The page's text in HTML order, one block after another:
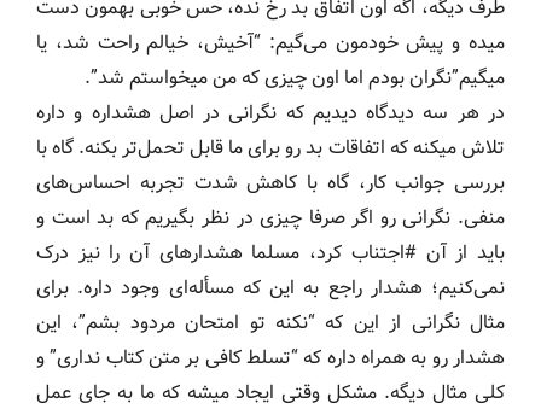
طرف دیگه، اگه اون اتفاق بد رخ نده، حس خوبی بهمون دست
میده و پیش خودمون می‌گیم: “آخيش، خیالم راحت شد، یا
میگیم”نگران بودم اما اون چیزی که من میخواستم شد”.
در هر سه دیدگاه دیدیم که نگرانی در اصل هشداره و داره
تلاش میکنه که اتفاقات بد رو برای ما قابل تحمل‌تر بکنه. گاه با
بررسی جوانب کار، گاه با کاهش شدت تجربه احساس‌های
منفی. نگرانی رو اگر صرفا چیزی در نظر بگیریم که بد است و
باید از آن #اجتناب‌ کرد، مسلما هشدارهای آن را نیز درک
نمی‌کنیم؛ هشدار راجع به این که مسأله‌ای وجود داره. برای
مثال نگرانی از این که “نکنه تو امتحان مردود بشم”، این
هشدار رو به همراه داره که “تسلط کافی بر متن کتاب نداری” و
کلی مثال دیگه. مشکل وقتی ایجاد میشه که ما به جای عمل